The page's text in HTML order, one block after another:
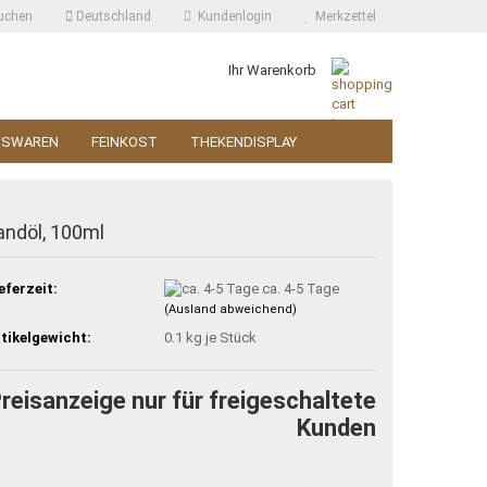
Deutschland Kundenlogin Merkzettel
Ihr Warenkorb
FEINKOST THEKENDISPLAY
100ml
ca. 4-5 Tage
(Ausland abweichend)
0.1 kg je Stück
nur für freigeschaltete
Kunden